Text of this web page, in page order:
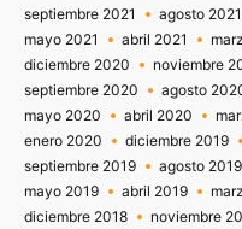
septiembre 2021
agosto 2021
mayo 2021
abril 2021
diciembre 2020
noviembre
septiembre 2020
agosto
mayo 2020
abril 2020
enero 2020
diciembre 2019
septiembre 2019
agosto 2019
mayo 2019
abril 2019
diciembre 2018
noviembre